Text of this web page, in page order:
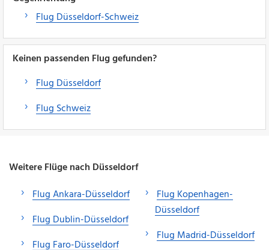
Flug Düsseldorf-Schweiz
Keinen passenden Flug gefunden?
Flug Düsseldorf
Flug Schweiz
Weitere Flüge nach Düsseldorf
Flug Ankara-Düsseldorf
Flug Dublin-Düsseldorf
Flug Faro-Düsseldorf
Flug Kopenhagen-
Düsseldorf
Flug Madrid-Düsseldorf